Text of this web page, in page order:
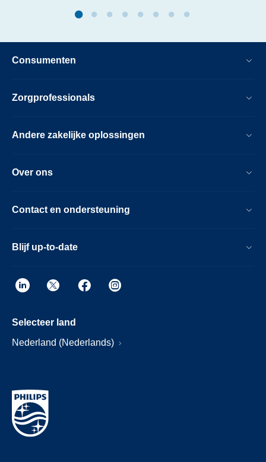
Consumenten
Zorgprofessionals
Andere zakelijke oplossingen
Over ons
Contact en ondersteuning
Blijf up-to-date
Selecteer land
Nederland (Nederlands)